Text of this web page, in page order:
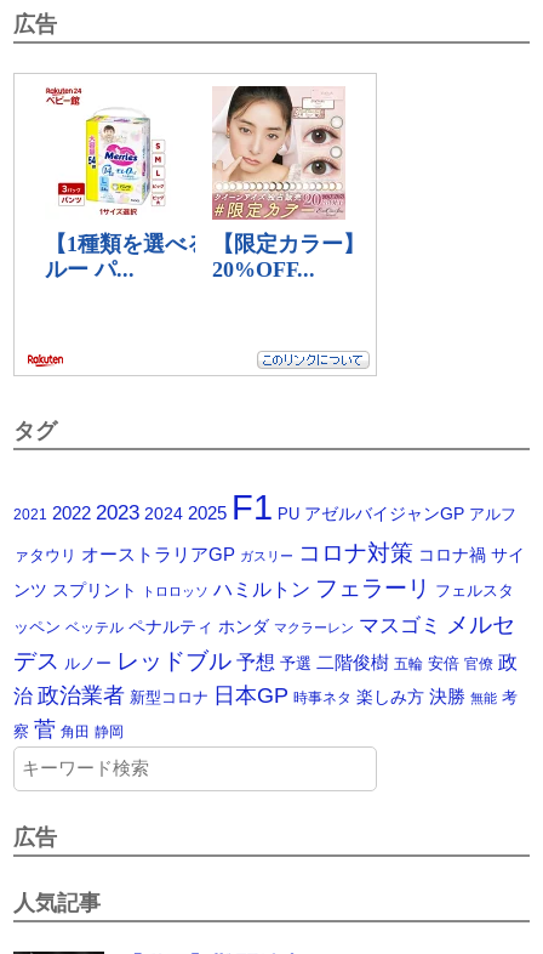
広告
タグ
2021 2022 2023 2024 2025 F1 PU アゼルバイジャンGP アルフ
ァタウリ オーストラリアGP ガスリー コロナ対策 コロナ禍 サイ
ンツ スプリント トロロッソ ハミルトン フェラーリ
フェルスタ
ッペン ベッテル ペナルティ ホンダ マクラーレン マスゴミ
メルセ
デス ルノー レッドブル 予想 予選 二階俊樹 五輪 安倍 官僚 政
治 政治業者 新型コロナ 日本GP 時事ネタ 楽しみ方 決勝 無能 考
察 菅 角田 静岡
広告
人気記事